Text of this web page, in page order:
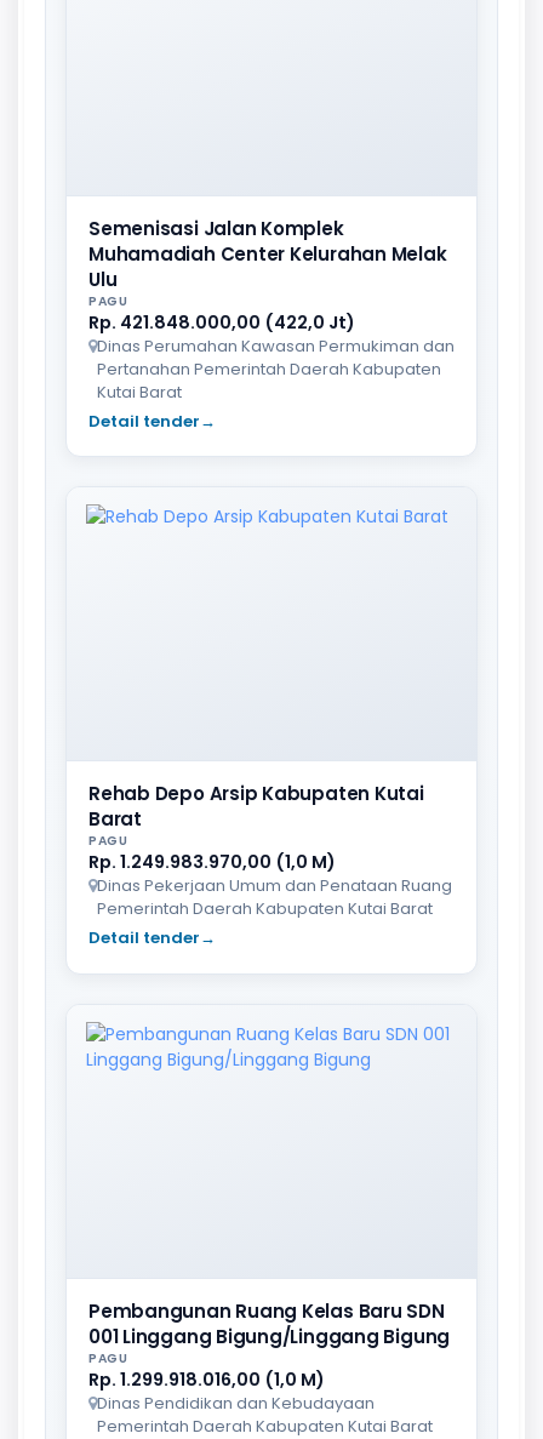
Semenisasi Jalan Komplek
Muhamadiah Center Kelurahan Melak
Ulu
PAGU
Rp. 421.848.000,00 (422,0 Jt)
Dinas Perumahan Kawasan Permukiman dan
Pertanahan Pemerintah Daerah Kabupaten
Kutai Barat
Detail tender→
Rehab Depo Arsip Kabupaten Kutai
Barat
PAGU
Rp. 1.249.983.970,00 (1,0 M)
Dinas Pekerjaan Umum dan Penataan Ruang
Pemerintah Daerah Kabupaten Kutai Barat
Detail tender→
Pembangunan Ruang Kelas Baru SDN
001 Linggang Bigung/Linggang Bigung
PAGU
Rp. 1.299.918.016,00 (1,0 M)
Dinas Pendidikan dan Kebudayaan
Pemerintah Daerah Kabupaten Kutai Barat